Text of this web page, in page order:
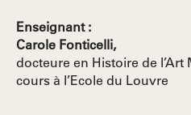
Enseignant :
Carole Fonticelli,
docteure en Histoire de
cours à l’Ecole du Louvre